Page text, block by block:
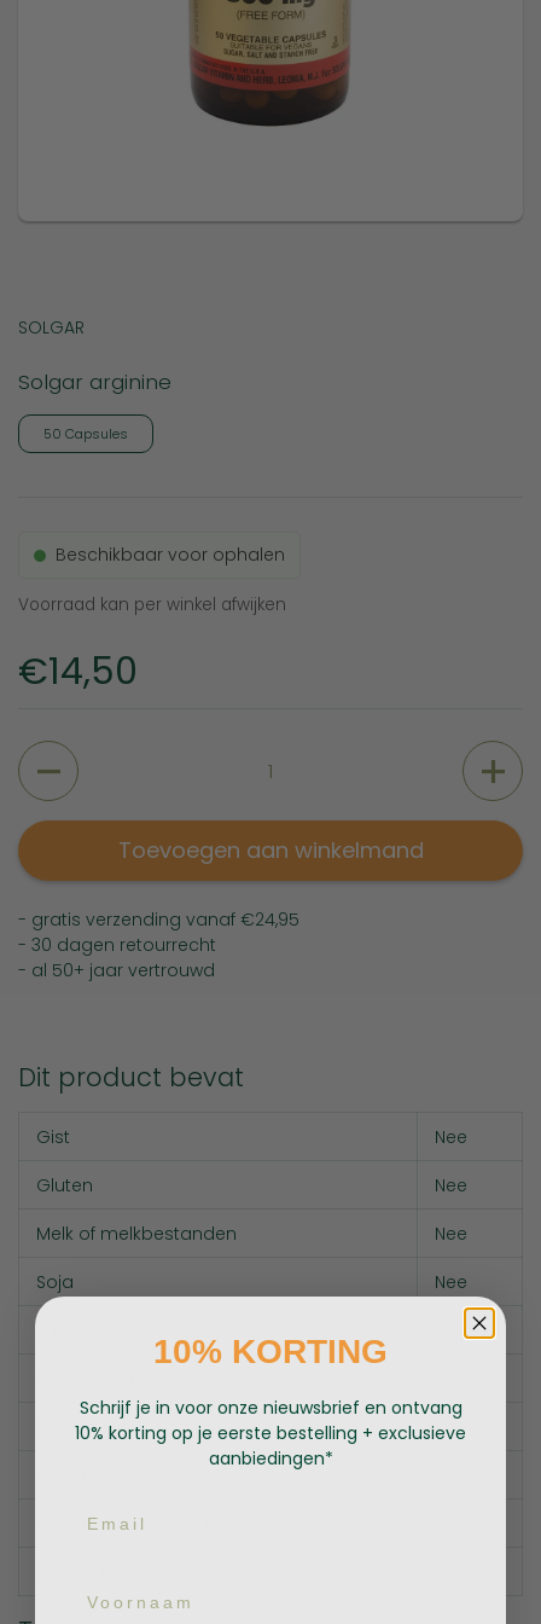
SOLGAR
Solgar arginine
50 Capsules
Beschikbaar voor ophalen
Voorraad kan per winkel afwijken
Prijs:
€14,50
Aantal
Toevoegen aan winkelmand
- gratis verzending vanaf €24,95
- 30 dagen retourrecht
- al 50+ jaar vertrouwd
Dit product bevat
Gist
Nee
Gluten
Nee
Melk of melkbestanden
Nee
Soja
Nee
Nee
Zout toegevoegd
Nee
Geschikt voor veganisten
10% KORTING
Schrijf je in voor onze nieuwsbrief en ontvang
10% korting op je eerste bestelling + exclusieve
aanbiedingen*